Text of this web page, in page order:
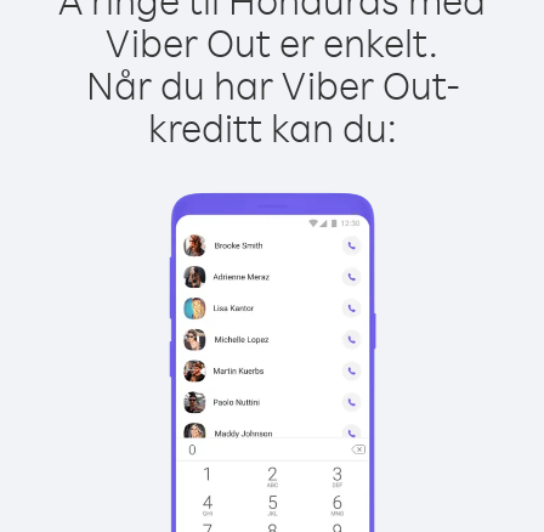
Viber Out er enkelt.
Når du har Viber Out-
kreditt kan du: